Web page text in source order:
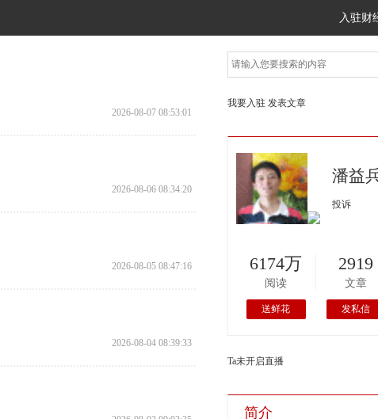
入驻财
我要入驻 发表文章
潘益
投诉
6174万
阅读
送鲜花
2919
文章
发私信
Ta未开启直播
简介
2026-08-07 08:53:01
2026-08-06 08:34:20
2026-08-05 08:47:16
2026-08-04 08:39:33